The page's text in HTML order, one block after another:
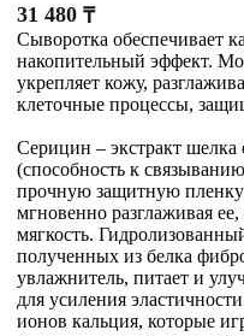
31 480 ₸
Сыворотка обеспечивает
накопительный эффект.
укрепляет кожу,
клеточные процессы,
Серицин – экстракт
(способность к
прочную защитную
мгновенно разглаживая
мягкость.
полученных из белка
увлажнитель, питает и
для усиления
ионов кальция, которые